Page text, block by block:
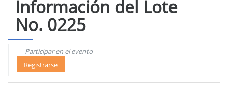
Información del Lote
No. 0225
Participar en el evento
Registrarse